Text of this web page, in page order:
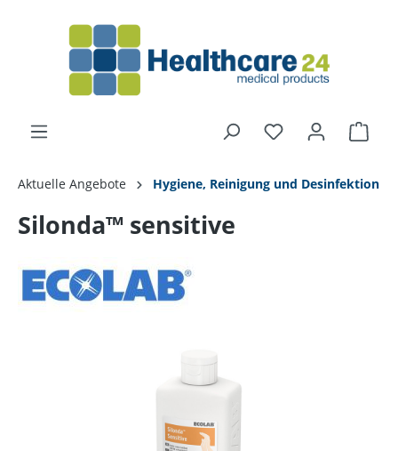
Aktuelle Angebote Hygiene, Reinigung und Desinfektion
Silonda™ sensitive